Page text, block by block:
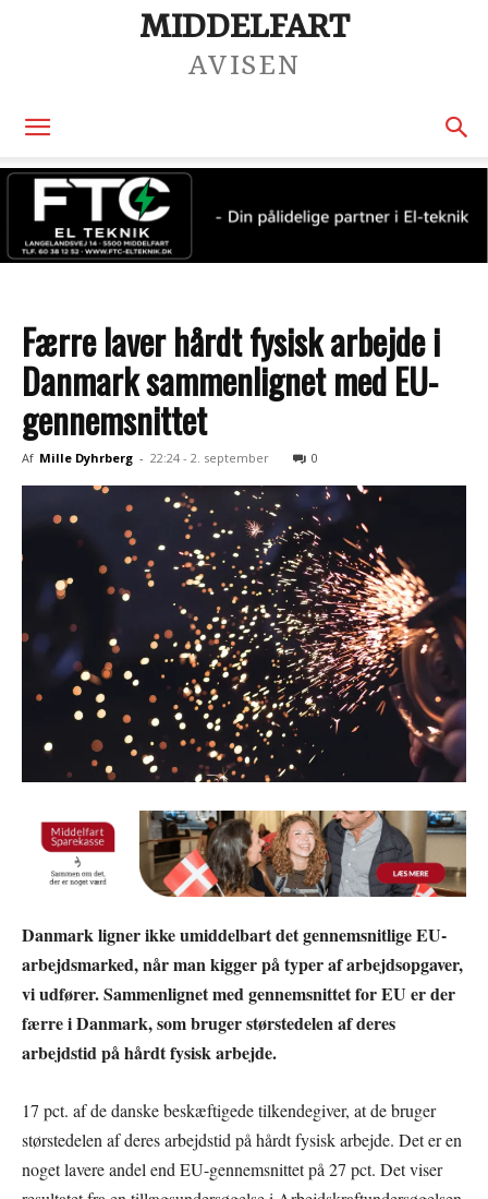
MIDDELFART
AVISEN
Færre laver hårdt fysisk arbejde i
Danmark sammenlignet med EU-
gennemsnittet
Af Mille Dyhrberg - 22:24 - 2. september 0
Danmark ligner ikke umiddelbart det gennemsnitlige EU-
arbejdsmarked, når man kigger på typer af arbejdsopgaver,
vi udfører. Sammenlignet med gennemsnittet for EU er der
færre i Danmark, som bruger størstedelen af deres
arbejdstid på hårdt fysisk arbejde.
17 pct. af de danske beskæftigede tilkendegiver, at de bruger
størstedelen af deres arbejdstid på hårdt fysisk arbejde. Det er en
noget lavere andel end EU-gennemsnittet på 27 pct. Det viser